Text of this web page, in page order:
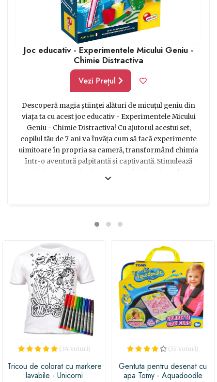
Joc educativ - Experimentele Micului Geniu -
Chimie Distractiva
Vezi Prețul
Descoperă magia științei alături de micuțul geniu din
viața ta cu acest joc educativ - Experimentele Micului
Geniu - Chimie Distractiva! Cu ajutorul acestui set,
copilul tău de 7 ani va învăța cum să facă experimente
uimitoare în propria sa cameră, transformând chimia
într-o aventură palpitantă și captivantă. Stimulează
creativitatea și curiozitatea micuțului tău, oferindu-i un
(34 voturi)
Tricou de colorat cu markere
lavabile - Unicorni
(55 voturi)
Gentuta pentru desenat cu
apa Tomy - Aquadoodle